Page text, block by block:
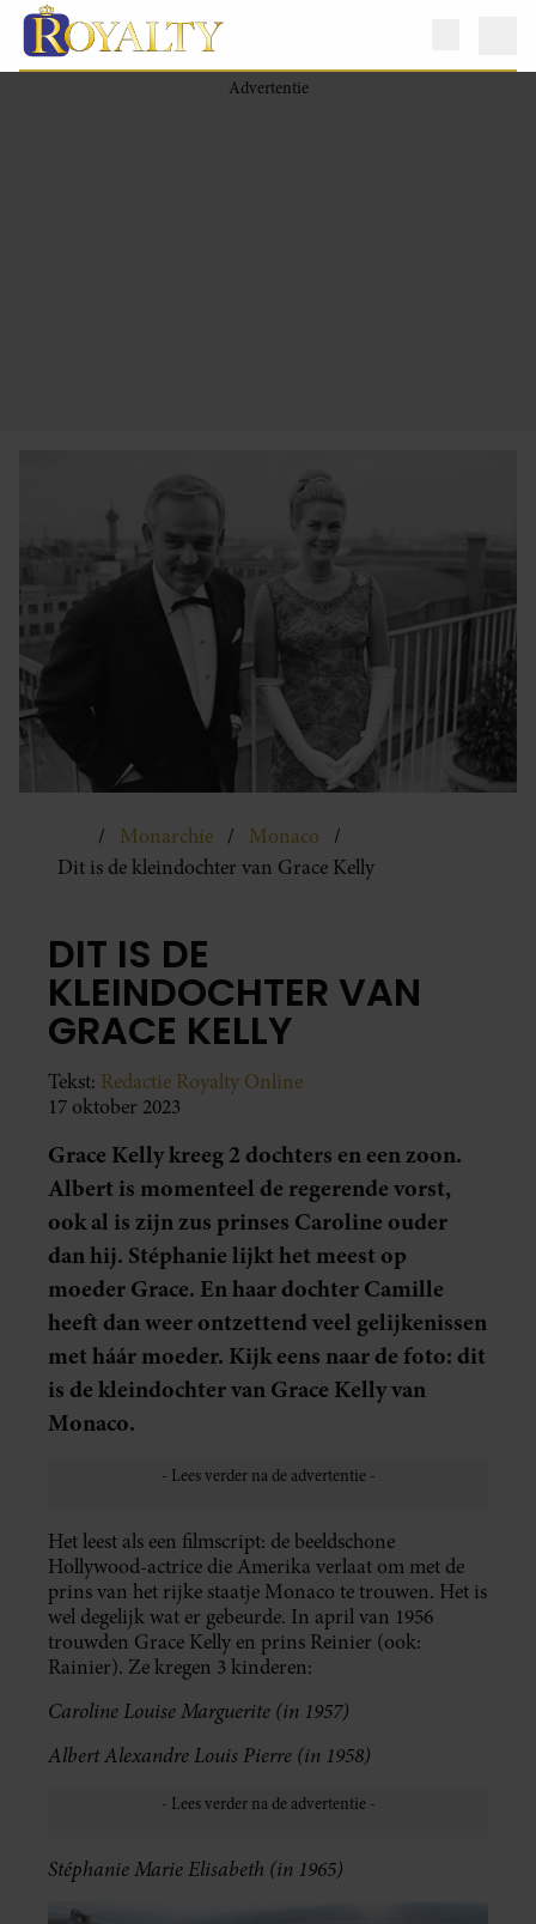
Monarchie
Monaco
Dit is de kleindochter van Grace Kelly
DIT IS DE
KLEINDOCHTER VAN
GRACE KELLY
Tekst: Redactie Royalty Online
17 oktober 2023
Grace Kelly kreeg 2 dochters en een zoon.
Albert is momenteel de regerende vorst,
ook al is zijn zus prinses Caroline ouder
dan hij. Stéphanie lijkt het meest op
moeder Grace. En haar dochter Camille
heeft dan weer ontzettend veel gelijkenissen
met háár moeder. Kijk eens naar de foto: dit
is de kleindochter van Grace Kelly van
Monaco.
Het leest als een filmscript: de beeldschone
Hollywood-actrice die Amerika verlaat om met de
prins van het rijke staatje Monaco te trouwen. Het is
wel degelijk wat er gebeurde. In april van 1956
trouwden Grace Kelly en prins Reinier (ook:
Rainier). Ze kregen 3 kinderen:
Caroline Louise Marguerite (in 1957)
Albert Alexandre Louis Pierre (in 1958)
Stéphanie Marie Elisabeth (in 1965)